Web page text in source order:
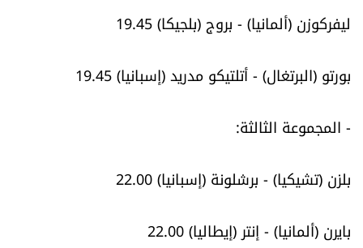
ليفركوزن (ألمانيا) - بروج (بلجيكا) 19.45
بورتو (البرتغال) - أتلتيكو مدريد (إسبانيا) 19.45
- المجموعة الثالثة:
بلزن (تشيكيا) - برشلونة (إسبانيا) 22.00
بايرن (ألمانيا) - إنتر (إيطاليا) 22.00